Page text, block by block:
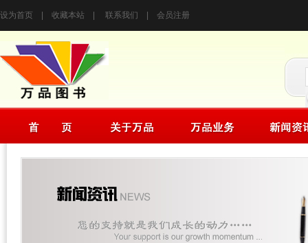
设为首页 收藏本站 联系我们 会员注册